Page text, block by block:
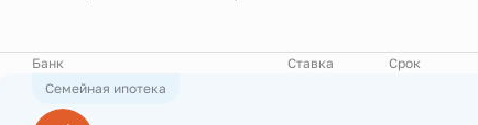
Банк Ставка Срок
Семейная ипотека